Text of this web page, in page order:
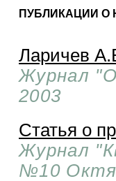
ПУБЛИКАЦИИ О
Ларичев
Журнал
2003
Статья о
Журнал
№10